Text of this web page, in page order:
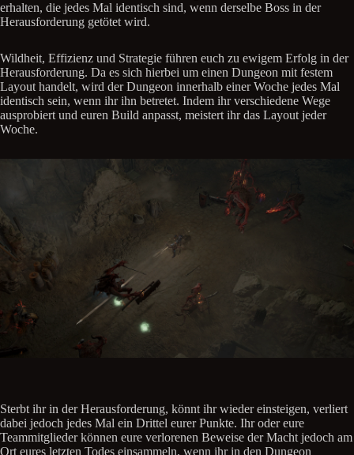
erhalten, die jedes Mal identisch sind, wenn derselbe Boss in der
Herausforderung getötet wird.
Wildheit, Effizienz und Strategie führen euch zu ewigem Erfolg in der
Herausforderung. Da es sich hierbei um einen Dungeon mit festem
Layout handelt, wird der Dungeon innerhalb einer Woche jedes Mal
identisch sein, wenn ihr ihn betretet. Indem ihr verschiedene Wege
ausprobiert und euren Build anpasst, meistert ihr das Layout jeder
Woche.
Sterbt ihr in der Herausforderung, könnt ihr wieder einsteigen, verliert
dabei jedoch jedes Mal ein Drittel eurer Punkte. Ihr oder eure
Teammitglieder können eure verlorenen Beweise der Macht jedoch am
Ort eures letzten Todes einsammeln, wenn ihr in den Dungeon